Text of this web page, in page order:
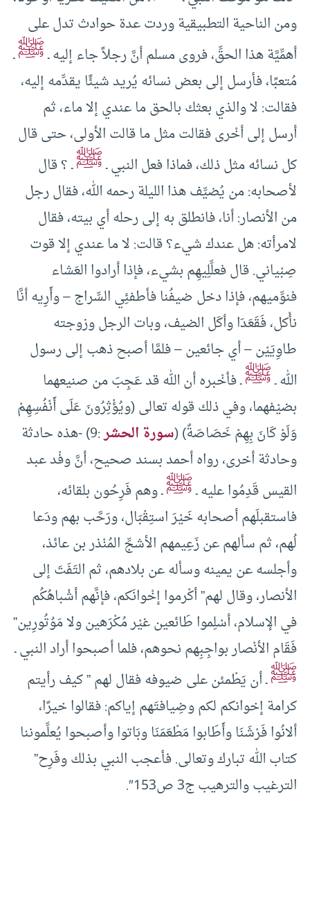
ومن الناحية التطبيقية وردت عدة حوادث تدل على
أهمِّيَّة هذا الحقِّ، فروى مسلم أنَّ رجلاً جاء إليه ـﷺـ
مُتعبًا، فأرسل إلى بعض نسائه يُريد شيئًا يقدِّمه إليه،
فقالت: لا والذي بعثك بالحق ما عندي إلا ماء، ثم
أرسل إلى أخْرى فقالت مثل ما قالت الأولى، حتى قال
كل نسائه مثل ذلك، فماذا فعل النبي ـﷺـ ؟ قال
لأصحابه: من يُضيِّف هذا الليلة رحمه الله، فقال رجل
من الأنصار: أنا، فانطلق به إلى رحله أي بيته، فقال
لامرأته: هل عندك شيء؟ قالت: لا ما عندي إلا قوت
صِبْياني. قال فعلِّلِيهِم بشيء، فإذا أرادوا العَشاء
فنوِّميهم، فإذا دخل ضيفُنا فأطفئِي السِّراج – وأَرِيه أنَّا
نأْكل، فَقَعَدَا وأكَل الضيف، وبات الرجل وزوجته
طاوِيَيْن – أي جائعين – فلمَّا أصبح ذهب إلى رسول
الله ـﷺـ فأخْبره أن الله قد عَجِبَ من صنيعهما
بضيْفهما، وفي ذلك قوله تعالى (ويُؤْثِرُونَ عَلَى أَنْفُسِهِمْ
وَلَوْ كَانَ بِهِمْ خَصَاصَةٌ) (سورة الحشر :9) -هذه حادثة
وحادثة أخرى، رواه أحمد بسند صحيح، أنَّ وفْد عبد
القيس قَدِمُوا عليه ـﷺـ وهم فَرِحُون بلقائه،
فاستقبلَهم أصحابه خَيْرَ استِقْبَال، ورَحَّب بهم ودَعا
لُهم، ثم سألهم عن زَعِيمهم الأشجِّ المُنْذر بن عائذ،
وأجلسه عن يمينه وسأله عن بلادهم، ثم التَفَتَ إلى
الأنصار، وقال لهم” أكْرموا إخْوانَكم، فإنَّهم أشْباهُكُم
في الإسلام، أسْلِموا طَائعين غيْر مُكْرَهين ولا مَوُتُورِين”
فَقَام الأنْصار بواجِبِهم نحوهم، فلما أصبحوا أراد النبي ـ
ﷺـ أن يَطْمئن على ضيوفه فقال لهم ” كيف رأيتم
كرامة إخوانكم لكم وضِيافتَهم إياكم: فقالوا خيرًا،
ألانُوا فَرْشَنَا وأَطَابوا مَطْعَمَنَا وبَاتوا وأصبحوا يُعلِّموننا
كتاب الله تبارك وتعالى. فأعجب النبي بذلك وفَرِح”
الترغيب والترهيب ج3 ص153″.